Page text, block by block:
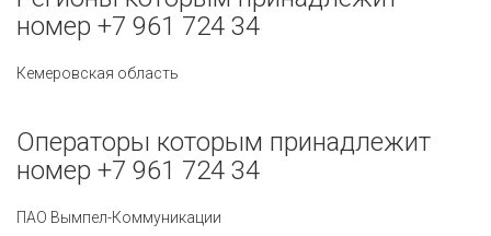
номер +7 961 724 34
Кемеровская область
Операторы которым принадлежит
номер +7 961 724 34
ПАО Вымпел-Коммуникации